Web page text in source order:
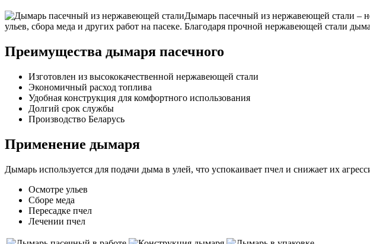
Дымарь пасечный из нержавеющей стали –
ульев, сбора меда и других работ на пасеке. Благодаря прочной нержавеющей стали
Преимущества дымаря пасечного
Изготовлен из высококачественной нержавеющей стали
Экономичный расход топлива
Удобная конструкция для комфортного использования
Долгий срок службы
Производство Беларусь
Применение дымаря
Дымарь используется для подачи дыма в улей, что успокаивает пчел и снижает их
Осмотре ульев
Сборе меда
Пересадке пчел
Лечении пчел